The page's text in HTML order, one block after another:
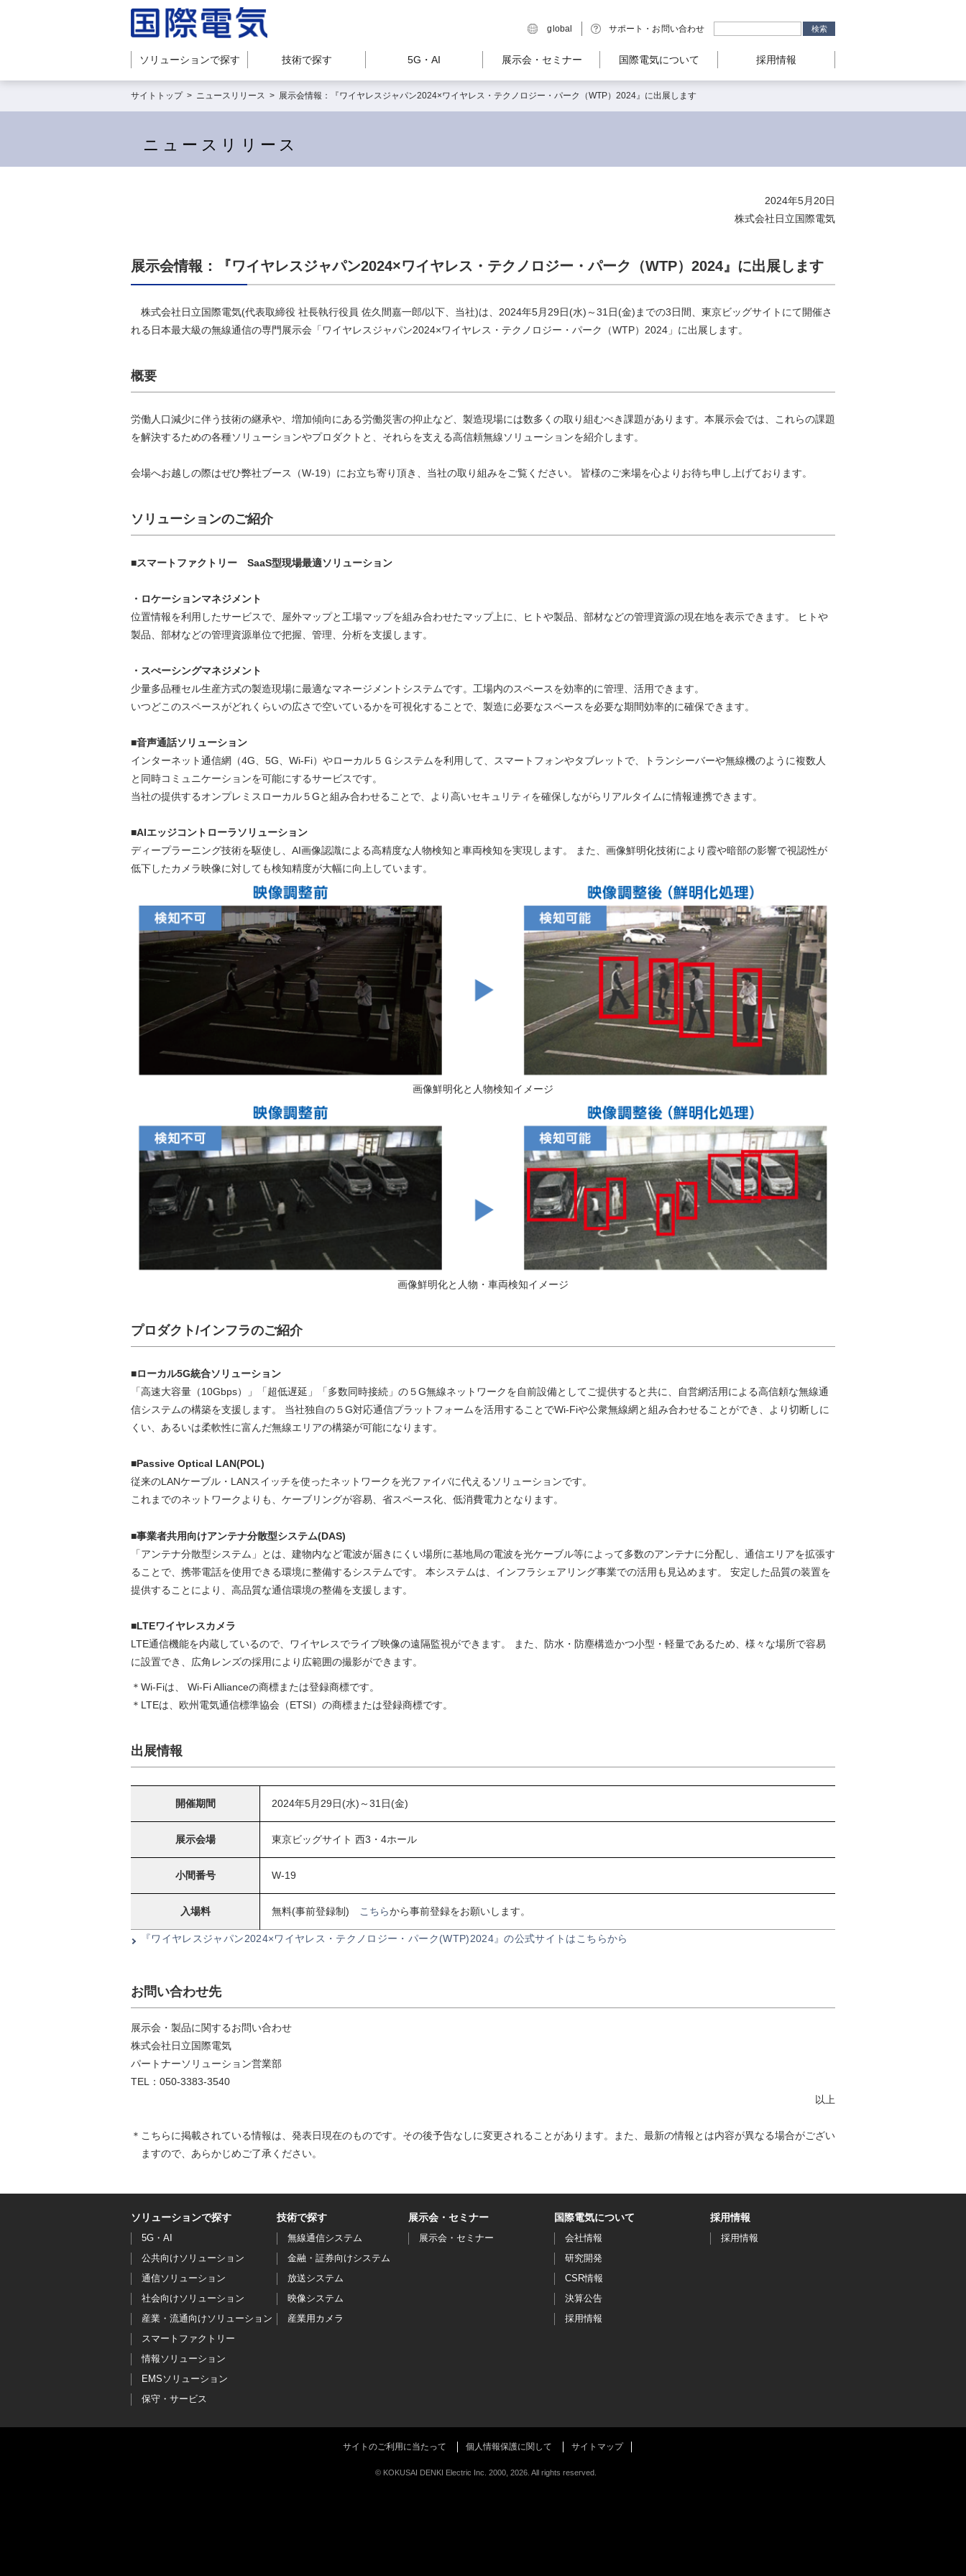
global サポート・お問い合わせ
ソリューションで探す 技術で探す 5G・AI 展示会・セミナー 国際電気について 採用情報
サイトトップ> ニュースリリース > 展示会情報：『ワイヤレスジャパン2024×ワイヤレス・テクノロジー・パーク（WTP）2024』に出展します
ニュースリリース
2024年5月20日
株式会社日立国際電気
展示会情報：『ワイヤレスジャパン2024×ワイヤレス・テクノロジー・パーク（WTP）2024』に出展します
株式会社日立国際電気(代表取締役 社長執行役員 佐久間嘉一郎/以下、当社)は、2024年5月29日(水)～31日(金)までの3日間、東京ビッグサイトにて開催さ
れる日本最大級の無線通信の専門展示会「ワイヤレスジャパン2024×ワイヤレス・テクノロジー・パーク（WTP）2024」に出展します。
概要
労働人口減少に伴う技術の継承や、増加傾向にある労働災害の抑止など、製造現場には数多くの取り組むべき課題があります。本展示会では、これらの課題
を解決するための各種ソリューションやプロダクトと、それらを支える高信頼無線ソリューションを紹介します。
会場へお越しの際はぜひ弊社ブース（W-19）にお立ち寄り頂き、当社の取り組みをご覧ください。 皆様のご来場を心よりお待ち申し上げております。
ソリューションのご紹介
■スマートファクトリー SaaS型現場最適ソリューション
・ロケーションマネジメント
位置情報を利用したサービスで、屋外マップと工場マップを組み合わせたマップ上に、ヒトや製品、部材などの管理資源の現在地を表示できます。 ヒトや
製品、部材などの管理資源単位で把握、管理、分析を支援します。
・スぺーシングマネジメント
少量多品種セル生産方式の製造現場に最適なマネージメントシステムです。工場内のスペースを効率的に管理、活用できます。
いつどこのスペースがどれくらいの広さで空いているかを可視化することで、製造に必要なスペースを必要な期間効率的に確保できます。
■音声通話ソリューション
インターネット通信網（4G、5G、Wi-Fi）やローカル５Ｇシステムを利用して、スマートフォンやタブレットで、トランシーバーや無線機のように複数人
と同時コミュニケーションを可能にするサービスです。
当社の提供するオンプレミスローカル５Gと組み合わせることで、より高いセキュリティを確保しながらリアルタイムに情報連携できます。
■AIエッジコントローラソリューション
ディープラーニング技術を駆使し、AI画像認識による高精度な人物検知と車両検知を実現します。 また、画像鮮明化技術により霞や暗部の影響で視認性が
低下したカメラ映像に対しても検知精度が大幅に向上しています。
画像鮮明化と人物検知イメージ
画像鮮明化と人物・車両検知イメージ
プロダクト/インフラのご紹介
■ローカル5G統合ソリューション
「高速大容量（10Gbps）」「超低遅延」「多数同時接続」の５G無線ネットワークを自前設備としてご提供すると共に、自営網活用による高信頼な無線通
信システムの構築を支援します。 当社独自の５G対応通信プラットフォームを活用することでWi-Fiや公衆無線網と組み合わせることができ、より切断しに
くい、あるいは柔軟性に富んだ無線エリアの構築が可能になります。
■Passive Optical LAN(POL)
従来のLANケーブル・LANスイッチを使ったネットワークを光ファイバに代えるソリューションです。
これまでのネットワークよりも、ケーブリングが容易、省スペース化、低消費電力となります。
■事業者共用向けアンテナ分散型システム(DAS)
「アンテナ分散型システム」とは、建物内など電波が届きにくい場所に基地局の電波を光ケーブル等によって多数のアンテナに分配し、通信エリアを拡張す
ることで、携帯電話を使用できる環境に整備するシステムです。 本システムは、インフラシェアリング事業での活用も見込めます。 安定した品質の装置を
提供することにより、高品質な通信環境の整備を支援します。
■LTEワイヤレスカメラ
LTE通信機能を内蔵しているので、ワイヤレスでライブ映像の遠隔監視ができます。 また、防水・防塵構造かつ小型・軽量であるため、様々な場所で容易
に設置でき、広角レンズの採用により広範囲の撮影ができます。
Wi-Fiは、 Wi-Fi Allianceの商標または登録商標です。
LTEは、欧州電気通信標準協会（ETSI）の商標または登録商標です。
出展情報
開催期間 2024年5月29日(水)～31日(金)
展示会場 東京ビッグサイト 西3・4ホール
小間番号 W-19
入場料 無料(事前登録制) こちらから事前登録をお願いします。
『ワイヤレスジャパン2024×ワイヤレス・テクノロジー・パーク(WTP)2024』の公式サイトはこちらから
お問い合わせ先
展示会・製品に関するお問い合わせ
株式会社日立国際電気
パートナーソリューション営業部
TEL：050-3383-3540
以上
こちらに掲載されている情報は、発表日現在のものです。その後予告なしに変更されることがあります。また、最新の情報とは内容が異なる場合がござい
ますので、あらかじめご了承ください。
ソリューションで探す
5G・AI
公共向けソリューション
通信ソリューション
社会向けソリューション
産業・流通向けソリューション
スマートファクトリー
情報ソリューション
EMSソリューション
保守・サービス
技術で探す
無線通信システム
金融・証券向けシステム
放送システム
映像システム
産業用カメラ
展示会・セミナー
展示会・セミナー
国際電気について
会社情報
研究開発
CSR情報
決算公告
採用情報
採用情報
採用情報
サイトのご利用に当たって 個人情報保護に関して サイトマップ
© KOKUSAI DENKI Electric Inc. 2000, 2026. All rights reserved.